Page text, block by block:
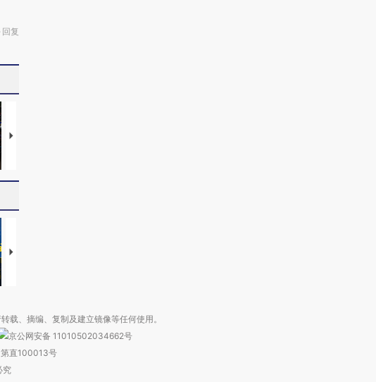
回复
视线｜“入侵”还是“人道危
【推广】走进第四届链博
载、摘编、复制及建立镜像等任何使用。
京公网安备 11010502034662号
直100013号
究